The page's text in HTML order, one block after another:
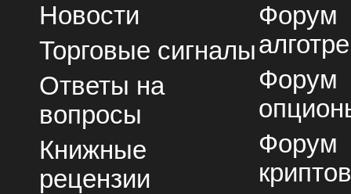
Новости
Торговые сигналы
Ответы на
вопросы
Книжные
рецензии
Форум
Форум
Форум